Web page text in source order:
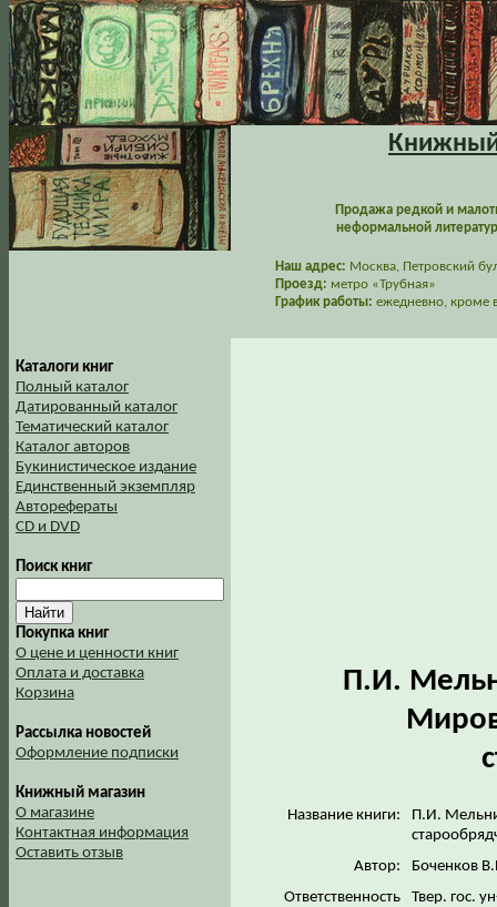
Книжный
Продажа редкой и
неформальной
Наш адрес: Москва, Петровский
Проезд: метро «Трубная»
График работы: ежедневно, кроме
Каталоги книг
Полный каталог
Датированный каталог
Тематический каталог
Каталог авторов
Букинистическое издание
Единственный экземпляр
Авторефераты
CD и DVD
Поиск книг
Покупка книг
О цене и ценности книг
Оплата и доставка
Корзина
Рассылка новостей
Оформление подписки
Книжный магазин
О магазине
Контактная информация
Оставить отзыв
П.И.
Название книги:
П.И.
Автор:
Боченков
Ответственность
Твер. гос.